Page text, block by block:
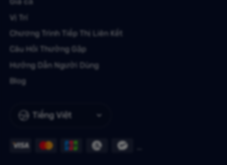
Tiếng Việt
Vị Trí
Chương Trình Tiếp Thị Liên Kết
Câu Hỏi Thường Gặp
Hướng Dẫn Người Dùng
Blog